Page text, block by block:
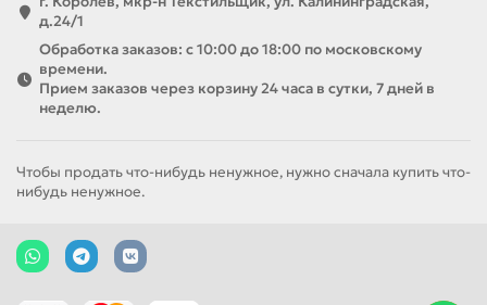
д.24/1
Обработка заказов: с 10:00 до 18:00 по московскому
времени.
Прием заказов через корзину 24 часа в сутки, 7 дней в
неделю.
Чтобы продать что-нибудь ненужное, нужно сначала купить что-
нибудь ненужное.